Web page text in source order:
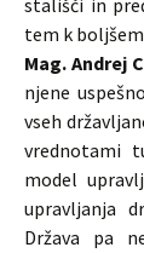
stališči in
tem k
Mag. Andrej
njene
vseh
vrednotami
model
upravljanja
Država pa